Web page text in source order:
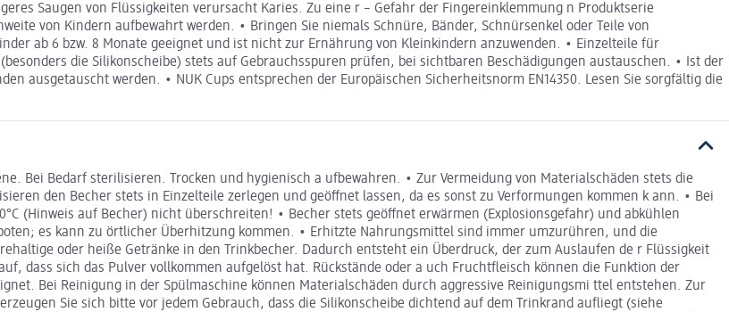
Saugen von Flüssigkeiten verursacht Karies. Zu eine r – Gefahr der Fingereinklemmung n Produktserie
von Kindern aufbewahrt werden. • Bringen Sie niemals Schnüre, Bänder, Schnürsenkel oder Teile von
ab 6 bzw. 8 Monate geeignet und ist nicht zur Ernährung von Kleinkindern anzuwenden. • Einzelteile für
die Silikonscheibe) stets auf Gebrauchsspuren prüfen, bei sichtbaren Beschädigungen austauschen. • Ist der
ausgetauscht werden. • NUK Cups entsprechen der Europäischen Sicherheitsnorm EN14350. Lesen Sie sorgfältig die
Bei Bedarf sterilisieren. Trocken und hygienisch a ufbewahren. • Zur Vermeidung von Materialschäden stets die
den Becher stets in Einzelteile zerlegen und geöffnet lassen, da es sonst zu Verformungen kommen k ann. • Bei
(Hinweis auf Becher) nicht überschreiten! • Becher stets geöffnet erwärmen (Explosionsgefahr) und abkühlen
es kann zu örtlicher Überhitzung kommen. • Erhitzte Nahrungsmittel sind immer umzurühren, und die
oder heiße Getränke in den Trinkbecher. Dadurch entsteht ein Überdruck, der zum Auslaufen de r Flüssigkeit
dass sich das Pulver vollkommen aufgelöst hat. Rückstände oder a uch Fruchtfleisch können die Funktion der
Bei Reinigung in der Spülmaschine können Materialschäden durch aggressive Reinigungsmi ttel entstehen. Zur
Sie sich bitte vor jedem Gebrauch, dass die Silikonscheibe dichtend auf dem Trinkrand aufliegt (siehe